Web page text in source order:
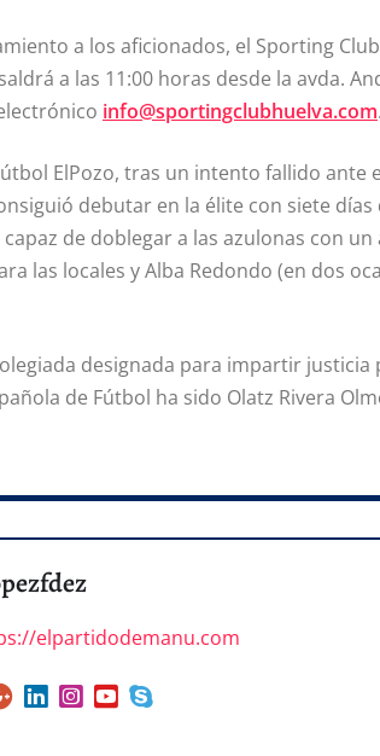
a los aficionados, el Sporting
a las 11:00 horas desde la avda.
info@sportingclubhuelva.com.
ElPozo, tras un intento fallido ante
debutar en la élite con siete
de doblegar a las azulonas con
las locales y Alba Redondo (en dos
designada para impartir justicia
de Fútbol ha sido Olatz Rivera
elpartidodemanu.com